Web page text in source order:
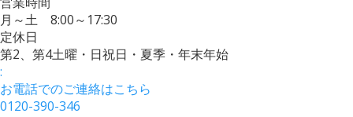
月～土 8:00～17:30
定休日
第2、第4土曜・日祝日・夏季・年末年始
:
お電話でのご連絡はこちら
0120-390-346